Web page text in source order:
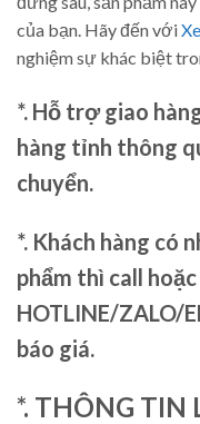
của bạn. Hãy đến với
nghiệm sự khác biệt
*. Hỗ trợ giao
hàng tỉnh thông
chuyển.
*. Khách hàng có
phẩm thì call
HOTLINE/ZALO/
báo giá.
*. THÔNG TIN